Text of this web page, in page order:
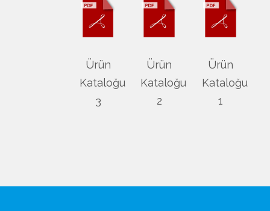
Ürün
Kataloğu
1
Ürün
Kataloğu
2
Ürün
Kataloğu
3